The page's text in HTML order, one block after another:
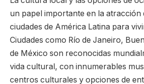
un papel importante en la atracción
ciudades de América Latina para
Ciudades como Río de Janeiro,
de México son reconocidas
vida cultural, con innumerables
centros culturales y opciones de